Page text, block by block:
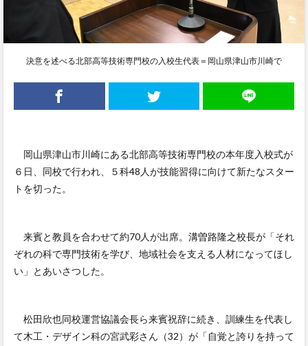
決意を述べる北部高等技術専門校の入校生代表＝岡山県津山市川崎で
岡山県津山市川崎にある北部高等技術専門校の本年度入校式が
６日、同校で行われ、５科48人が技能習得に向けて新たなスター
トを切った。
来賓と教員を合わせて約70人が出席。溝曽路隆之校長が「それ
ぞれの科で専門技術を学び、地域社会を支える人材になってほし
い」とあいさつした。
松田欣也同校運営協議会長ら来賓祝辞に続き、訓練生を代表し
て木工・デザイン科の宮武彩さん（32）が「自覚と誇りを持って